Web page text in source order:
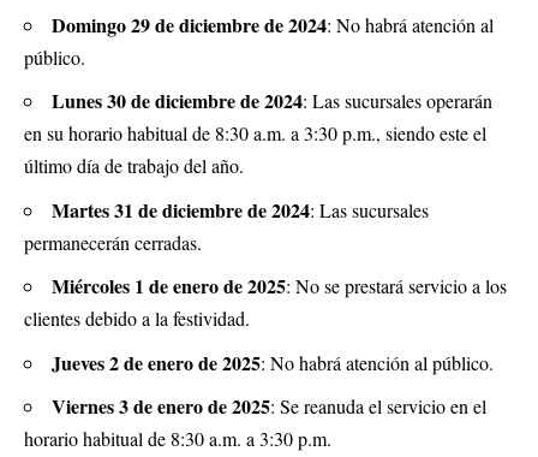
Domingo 29 de diciembre de 2024: No habrá atención al
público.
Lunes 30 de diciembre de 2024: Las sucursales operarán
en su horario habitual de 8:30 a.m. a 3:30 p.m., siendo este el
último día de trabajo del año.
Martes 31 de diciembre de 2024: Las sucursales
permanecerán cerradas.
Miércoles 1 de enero de 2025: No se prestará servicio a los
clientes debido a la festividad.
Jueves 2 de enero de 2025: No habrá atención al público.
Viernes 3 de enero de 2025: Se reanuda el servicio en el
horario habitual de 8:30 a.m. a 3:30 p.m.